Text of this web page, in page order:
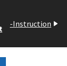
-Instruction